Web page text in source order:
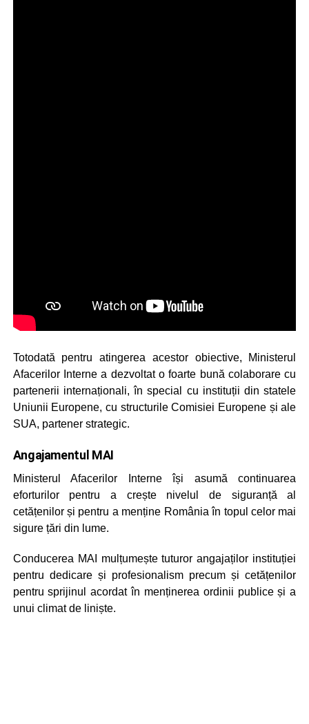
Totodată pentru atingerea acestor obiective, Ministerul
Afacerilor Interne a dezvoltat o foarte bună colaborare cu
partenerii internaționali, în special cu instituții din statele
Uniunii Europene, cu structurile Comisiei Europene și ale
SUA, partener strategic.
Angajamentul MAI
Ministerul Afacerilor Interne își asumă continuarea
eforturilor pentru a crește nivelul de siguranță al
cetățenilor și pentru a menține România în topul celor mai
sigure țări din lume.
Conducerea MAI mulțumește tuturor angajaților instituției
pentru dedicare și profesionalism precum și cetățenilor
pentru sprijinul acordat în menținerea ordinii publice și a
unui climat de liniște.